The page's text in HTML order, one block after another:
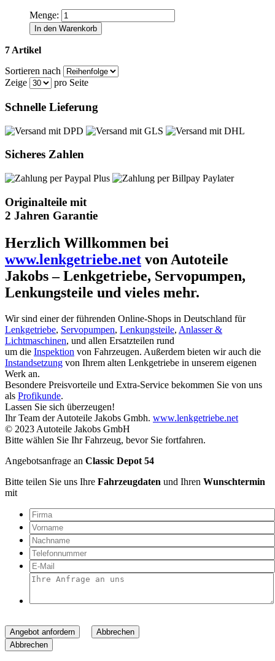
Menge:
In den Warenkorb
7 Artikel
Sortieren nach
Zeige
pro Seite
Schnelle Lieferung
Sicheres Zahlen
Originalteile mit
2 Jahren Garantie
Herzlich Willkommen bei
www.lenkgetriebe.net von Autoteile
Jakobs – Lenkgetriebe, Servopumpen,
Lenkungsteile und vieles mehr.
Wir sind einer der führenden Online-Shops in Deutschland für
Lenkgetriebe, Servopumpen, Lenkungsteile, Anlasser &
Lichtmaschinen, und allen Ersatzteilen rund
um die Inspektion von Fahrzeugen. Außerdem bieten wir auch die
Instandsetzung von Ihrem alten Lenkgetriebe in unserem eigenen
Werk an.
Besondere Preisvorteile und Extra-Service bekommen Sie von uns
als Profikunde.
Lassen Sie sich überzeugen!
Ihr Team der Autoteile Jakobs Gmbh. www.lenkgetriebe.net
© 2023 Autoteile Jakobs GmbH
Bitte wählen Sie Ihr Fahrzeug, bevor Sie fortfahren.
Angebotsanfrage an Classic Depot 54
Bitte teilen Sie uns Ihre Fahrzeugdaten und Ihren Wunschtermin
mit
Angebot anfordern
Abbrechen
Abbrechen